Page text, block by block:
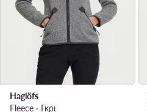
Haglöfs
Fleece · Γκρι